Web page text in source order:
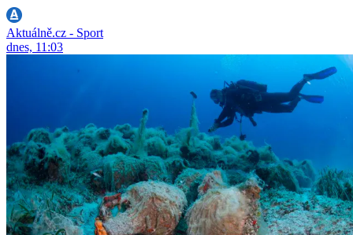
Aktuálně.cz - Sport
dnes, 11:03